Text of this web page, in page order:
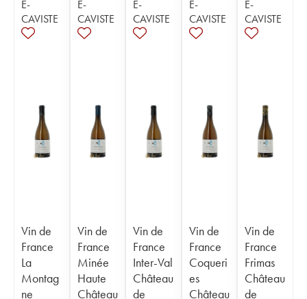
E-
CAVISTE
Vin de
France
La
Montag
ne
E-
CAVISTE
Vin de
France
Minée
Haute
Château
E-
CAVISTE
Vin de
France
Inter-Val
Château
de
E-
CAVISTE
Vin de
France
Coqueri
es
Château
E-
CAVISTE
Vin de
France
Frimas
Château
de